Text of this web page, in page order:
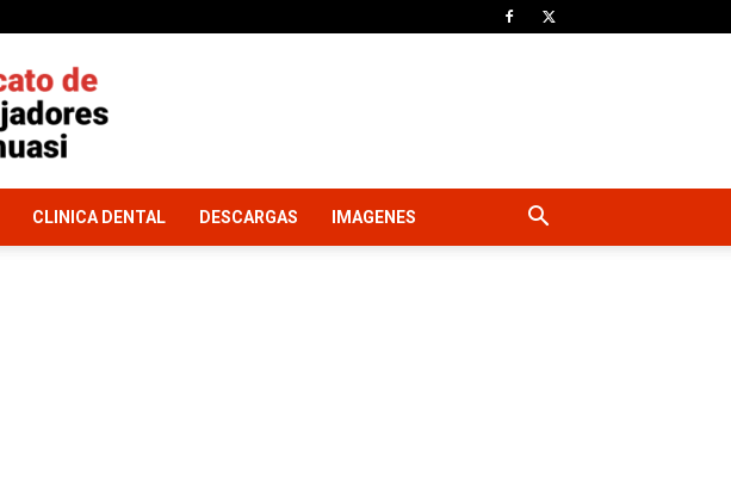
CLINICA DENTAL DESCARGAS IMAGENES